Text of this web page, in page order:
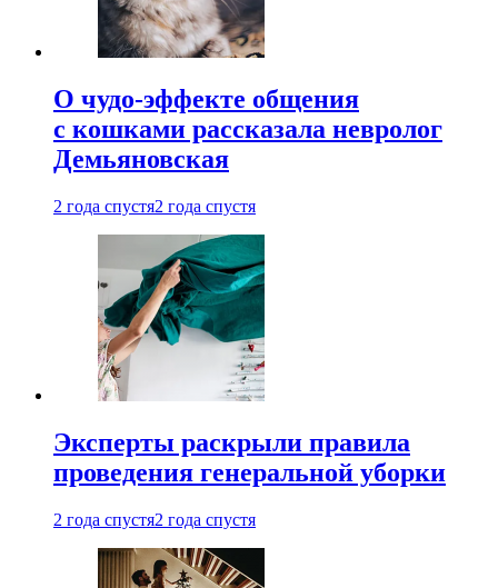
О чудо-эффекте общения
с кошками рассказала невролог
Демьяновская
2 года спустя2 года спустя
Эксперты раскрыли правила
проведения генеральной уборки
2 года спустя2 года спустя